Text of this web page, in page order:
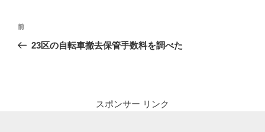
投
ナ
前
の
前
23区の自転車撤去保管手数料を調べた
スポンサー リンク